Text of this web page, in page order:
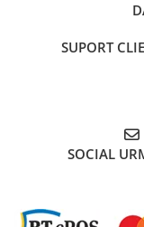
SUPORT
SOCIAL